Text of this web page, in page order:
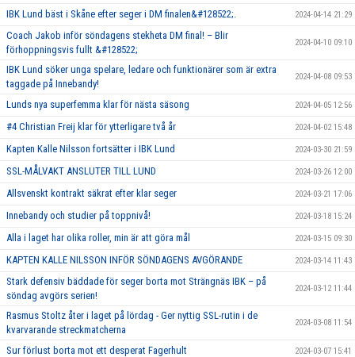
IBK Lund bäst i Skåne efter seger i DM finalen&#128522;. 2024-04-14 21:29
Coach Jakob inför söndagens stekheta DM final! – Blir
förhoppningsvis fullt &#128522;
2024-04-10 09:10
IBK Lund söker unga spelare, ledare och funktionärer som är extra
taggade på Innebandy!
2024-04-08 09:53
Lunds nya superfemma klar för nästa säsong 2024-04-05 12:56
#4 Christian Freij klar för ytterligare två år 2024-04-02 15:48
Kapten Kalle Nilsson fortsätter i IBK Lund 2024-03-30 21:59
SSL-MÅLVAKT ANSLUTER TILL LUND 2024-03-26 12:00
Allsvenskt kontrakt säkrat efter klar seger 2024-03-21 17:06
Innebandy och studier på toppnivå! 2024-03-18 15:24
Alla i laget har olika roller, min är att göra mål 2024-03-15 09:30
KAPTEN KALLE NILSSON INFÖR SÖNDAGENS AVGÖRANDE 2024-03-14 11:43
Stark defensiv bäddade för seger borta mot Strängnäs IBK – på
söndag avgörs serien!
2024-03-12 11:44
Rasmus Stoltz åter i laget på lördag - Ger nyttig SSL-rutin i de
kvarvarande streckmatcherna
2024-03-08 11:54
Sur förlust borta mot ett desperat Fagerhult 2024-03-07 15:41